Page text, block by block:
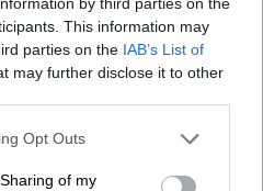
This information may
parties on the IAB’s List of
may further disclose it to other
Opt Outs
of my
de la Libertad
elPlan
con 190 millones
del sistema de
14 años.
ha cumplido ya con